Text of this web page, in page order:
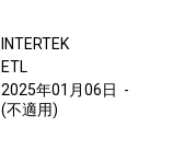
INTERTEK
ETL
2025年01月06日 -
(不適用)